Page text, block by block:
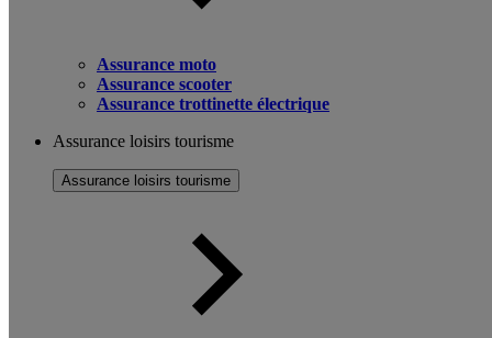
Assurance moto
Assurance scooter
Assurance trottinette électrique
Assurance loisirs tourisme
Assurance loisirs tourisme